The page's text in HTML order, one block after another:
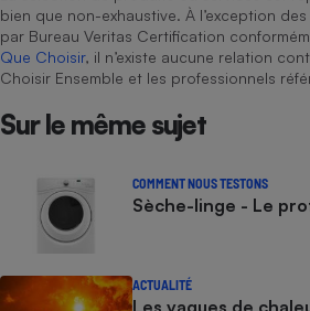
bien que non-exhaustive. À l’exception
par Bureau Veritas Certification
Que Choisir, il n’existe aucune relation
Choisir Ensemble et les professionnels
Sur le même sujet
COMMENT NOUS TESTONS
Sèche-linge - Le
ACTUALITÉ
Les vagues de